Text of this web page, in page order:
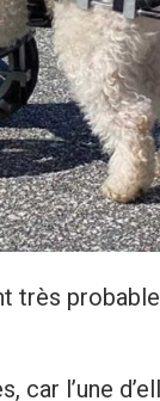
très
car l’une